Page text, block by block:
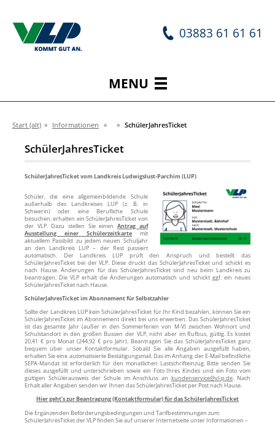
03883 61 61 61
MENU
Start (alt) » Informationen » » SchülerJahresTicket
SchülerJahresTicket
SchülerJahresTicket vom Landkreis Ludwigslust-Parchim (LUP)
Schüler, die eine allgemeinbildende Schule
außerhalb des Landkreises LUP (z. B. in
Schwerin) oder eine Berufliche Schule
besuchen, erhalten ein SchülerJahresTicket von
der VLP. Dazu stellen Sie einenAntrag auf
Ausstellung einer Schülerzeitkartemit
aktuellem Passbild zu jedem neuen Schuljahr
an den Landkreis LUP – der Rest passiert
automatisch. Der Landkreis LUP prüft den Anspruch und bestellt das
SchülerJahresTicket bei der VLP. Diese druckt das SchülerJahresTicket und schickt es
nach Hause. Änderungen für das SchülerJahresTicket sind neu beim Landkreis zu
beantragen. Die VLP erhält die Änderungen automatisch und schickt ggf. ein neues
SchülerJahresTicket nach Hause.
SchülerJahresTicket im Abonnement für Selbstzahler
Sollte der Landkreis LUP kein SchülerJahresTicket für Ihr Kind bezahlen, können Sie ein
SchülerJahresTicket im Abonnement direkt bei uns erwerben. Das SchülerJahresTicket
ist das gesamte Jahr (außer in den Sommerferien von M-V) zwischen Wohnort und
Schulstandort in den großen Bussen der VLP, nicht aber im Rufbus, gültig. Es kostet
20,41 € pro Monat (244,92 € pro Jahr). Beantragen Sie das SchülerJahresTicket ganz
bequem über unser Kontaktformular. Sobald Sie alle Angaben ausgefüllt haben,
erhalten Sie eine automatisierte Bestätigungsmail. Das im Anhang der E-Mail befindliche
SEPA-Mandat ist erforderlich für den monatlichen Lastschrifteinzug. Bitte senden Sie
dieses ausgefüllt und unterschrieben sowie ein Foto Ihres Kindes und ein Foto vom
gültigen Schülerausweis der Schule im Anschluss ankundenservice@vl-p.de. Nach
Erhalt aller Angaben senden wir Ihnen das SchülerJahresTicket per Post nach Hause.
Hier geht’s zur Beantragung (Kontaktformular) für das SchülerJahresTicket
Die Ergänzenden Beförderungsbedingungen und Tarifbestimmungen zum
SchülerJahresTicket der VLP finden Sie auf unserer Internetseite unter Informationen –